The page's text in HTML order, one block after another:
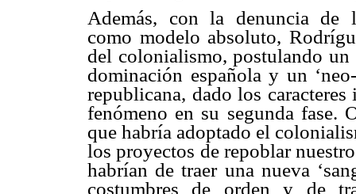
Además, con la denuncia de
como modelo absoluto,
del colonialismo, postulando un
dominación española y un
republicana, dado los
fenómeno en su segunda fase.
que habría adoptado el
los proyectos de repoblar
habrían de traer una nueva
costumbres de orden y de